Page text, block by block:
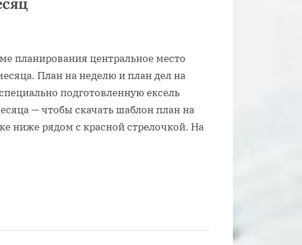
планирования центральное место
План на неделю и план дел на
подготовленную ексель
— чтобы скачать шаблон план на
ниже рядом с красной стрелочкой. На